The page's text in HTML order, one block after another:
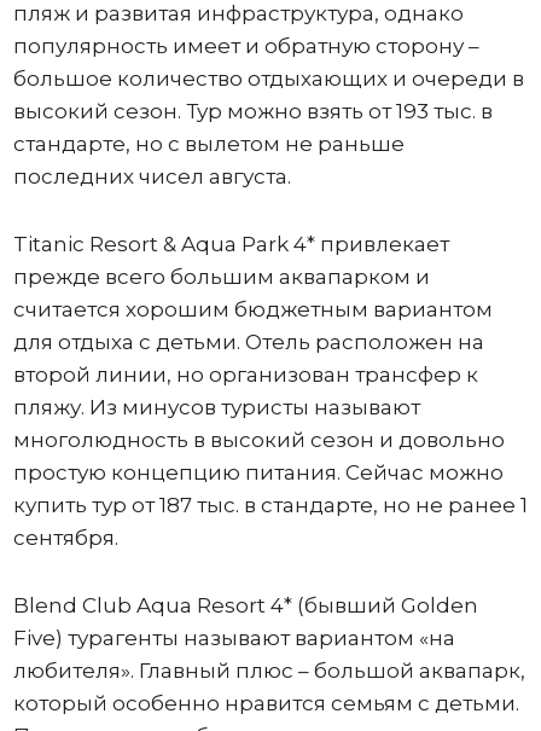
пляж и развитая инфраструктура, однако
популярность имеет и обратную сторону –
большое количество отдыхающих и очереди в
высокий сезон. Тур можно взять от 193 тыс. в
стандарте, но с вылетом не раньше
последних чисел августа.
Titanic Resort & Aqua Park 4* привлекает
прежде всего большим аквапарком и
считается хорошим бюджетным вариантом
для отдыха с детьми. Отель расположен на
второй линии, но организован трансфер к
пляжу. Из минусов туристы называют
многолюдность в высокий сезон и довольно
простую концепцию питания. Сейчас можно
купить тур от 187 тыс. в стандарте, но не ранее 1
сентября.
Blend Club Aqua Resort 4* (бывший Golden
Five) турагенты называют вариантом «на
любителя». Главный плюс – большой аквапарк,
который особенно нравится семьям с детьми.